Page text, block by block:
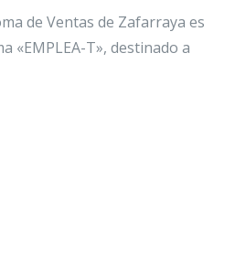
de Ventas de Zafarraya es
«EMPLEA-T», destinado a